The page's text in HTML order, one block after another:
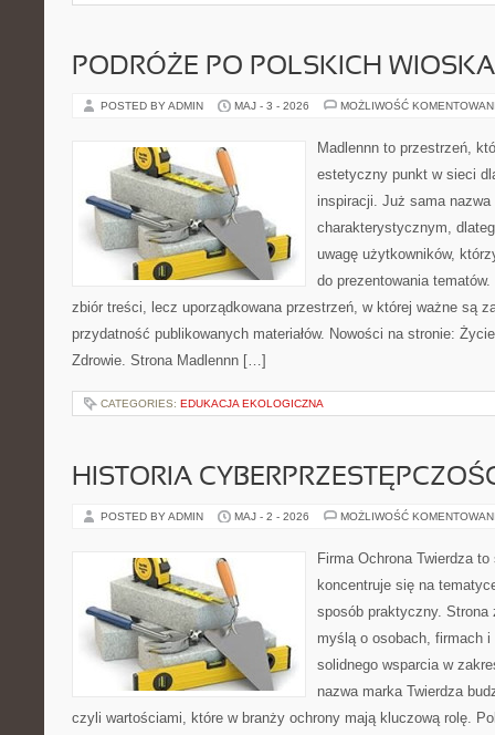
PODRÓŻE PO POLSKICH
POSTED BY ADMIN MAJ - 3 - 2026 MOŻLIWOŚĆ
Madlennn to przestrzeń,
estetyczny punkt w sieci
inspiracji. Już sama
charakterystycznym,
uwagę użytkowników,
do prezentowania
zbiór treści, lecz uporządkowana przestrzeń, w której ważne są
przydatność publikowanych materiałów. Nowości na stronie:
Zdrowie. Strona Madlennn […]
CATEGORIES: EDUKACJA EKOLOGICZNA
HISTORIA
POSTED BY ADMIN MAJ - 2 - 2026 MOŻLIWOŚĆ
Firma Ochrona Twierdza
koncentruje się na
sposób praktyczny. Strona
myślą o osobach, firmach
solidnego wsparcia w
nazwa marka Twierdza
czyli wartościami, które w branży ochrony mają kluczową rolę.